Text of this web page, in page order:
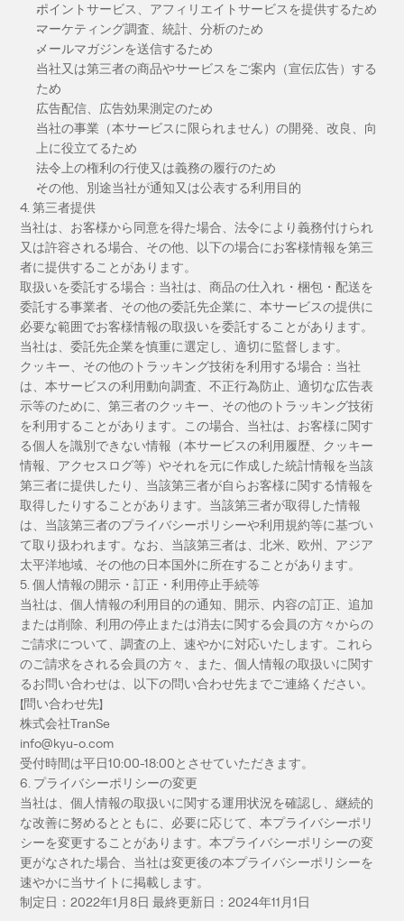
ポイントサービス、アフィリエイトサービスを提供するため
マーケティング調査、統計、分析のため
メールマガジンを送信するため
当社又は第三者の商品やサービスをご案内（宣伝広告）する
ため
広告配信、広告効果測定のため
当社の事業（本サービスに限られません）の開発、改良、向
上に役立てるため
法令上の権利の行使又は義務の履行のため
その他、別途当社が通知又は公表する利用目的
4. 第三者提供
当社は、お客様から同意を得た場合、法令により義務付けられ
又は許容される場合、その他、以下の場合にお客様情報を第三
者に提供することがあります。
取扱いを委託する場合：当社は、商品の仕入れ・梱包・配送を
委託する事業者、その他の委託先企業に、本サービスの提供に
必要な範囲でお客様情報の取扱いを委託することがあります。
当社は、委託先企業を慎重に選定し、適切に監督します。
クッキー、その他のトラッキング技術を利用する場合：当社
は、本サービスの利用動向調査、不正行為防止、適切な広告表
示等のために、第三者のクッキー、その他のトラッキング技術
を利用することがあります。この場合、当社は、お客様に関す
る個人を識別できない情報（本サービスの利用履歴、クッキー
情報、アクセスログ等）やそれを元に作成した統計情報を当該
第三者に提供したり、当該第三者が自らお客様に関する情報を
取得したりすることがあります。当該第三者が取得した情報
は、当該第三者のプライバシーポリシーや利用規約等に基づい
て取り扱われます。なお、当該第三者は、北米、欧州、アジア
太平洋地域、その他の日本国外に所在することがあります。
5. 個人情報の開示・訂正・利用停止手続等
当社は、個人情報の利用目的の通知、開示、内容の訂正、追加
または削除、利用の停止または消去に関する会員の方々からの
ご請求について、調査の上、速やかに対応いたします。これら
のご請求をされる会員の方々、また、個人情報の取扱いに関す
るお問い合わせは、以下の問い合わせ先までご連絡ください。
【問い合わせ先】
株式会社TranSe
info@kyu-o.com
受付時間は平日10:00-18:00とさせていただきます。
6. プライバシーポリシーの変更
当社は、個人情報の取扱いに関する運用状況を確認し、継続的
な改善に努めるとともに、必要に応じて、本プライバシーポリ
シーを変更することがあります。本プライバシーポリシーの変
更がなされた場合、当社は変更後の本プライバシーポリシーを
速やかに当サイトに掲載します。
制定日：2022年1月8日 最終更新日：2024年11月1日